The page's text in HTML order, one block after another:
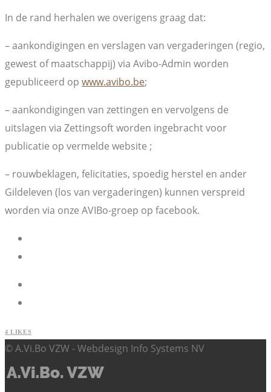
In de rand herhalen we overigens graag dat:
– aankondigingen en verslagen van vergaderingen (regio,
gewest of maatschappij) via Avibo-Admin worden
gepubliceerd op www.avibo.be;
– aankondigingen van zettingen en vervolgens de
uitslagen via Zettingsoft worden ingebracht voor
publicatie op vermelde website ;
– rouwbeklagen, felicitaties, spoedig herstel en ander
Gildeleven (los van vergaderingen) kunnen verspreid
worden via onze AVIBo-groep op facebook.
4 LIKES
© A.Vi.Bo VZW - Webdesign Info Systems NV